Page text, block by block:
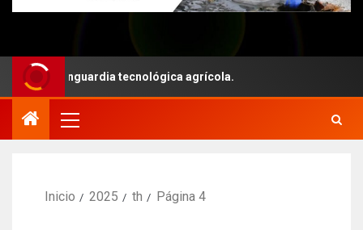
la vanguardia tecnológica agrícola.
Inicio 2025 th Página 4